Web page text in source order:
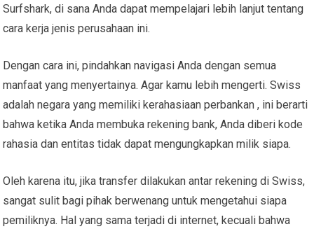
Surfshark, di sana Anda dapat mempelajari lebih lanjut tentang
cara kerja jenis perusahaan ini.
Dengan cara ini, pindahkan navigasi Anda dengan semua
manfaat yang menyertainya. Agar kamu lebih mengerti. Swiss
adalah negara yang memiliki kerahasiaan perbankan , ini berarti
bahwa ketika Anda membuka rekening bank, Anda diberi kode
rahasia dan entitas tidak dapat mengungkapkan milik siapa.
Oleh karena itu, jika transfer dilakukan antar rekening di Swiss,
sangat sulit bagi pihak berwenang untuk mengetahui siapa
pemiliknya. Hal yang sama terjadi di internet, kecuali bahwa